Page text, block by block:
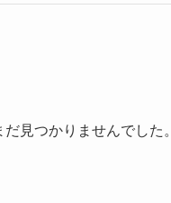
見つかりませんでした。